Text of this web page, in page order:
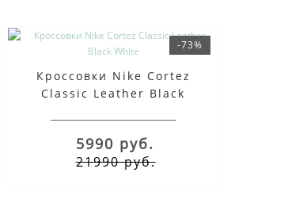
-73%
Кроссовки Nike Cortez
Classic Leather Black
5990 руб.
21990 руб.